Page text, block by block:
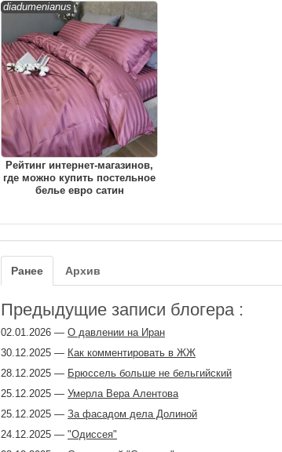
diadumenianus
Рейтинг интернет-магазинов,
где можно купить постельное
белье евро сатин
Ранее Архив
Предыдущие записи блогера :
02.01.2026 — О давлении на Иран
30.12.2025 — Как комментировать в ЖЖ
28.12.2025 — Брюссель больше не бельгийский
25.12.2025 — Умерла Вера Алентова
25.12.2025 — За фасадом дела Долиной
24.12.2025 — "Одиссея"